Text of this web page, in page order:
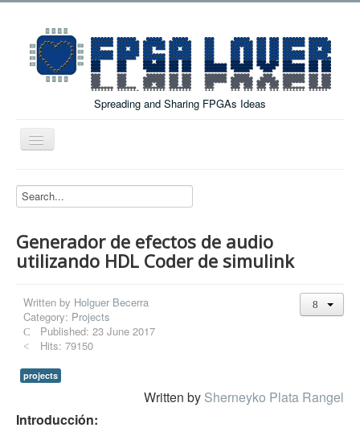
Spreading and Sharing FPGAs Ideas
Toggle
Navigation
Boards Tutorials
DE0-NANO
DE0-NANO-SOC
Arduino Boards
PYNQ-Z2
HLS
Generador de efectos de audio
utilizando HDL Coder de simulink
Written by Holguer Becerra
Category: Projects
Published: 23 June 2017
Hits: 79150
projects
Written by Sherneyko Plata Rangel
Introducción: